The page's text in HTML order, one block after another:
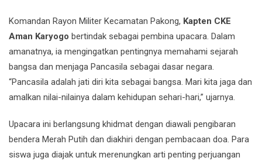
Komandan Rayon Militer Kecamatan Pakong, Kapten CKE
Aman Karyogo bertindak sebagai pembina upacara. Dalam
amanatnya, ia mengingatkan pentingnya memahami sejarah
bangsa dan menjaga Pancasila sebagai dasar negara.
“Pancasila adalah jati diri kita sebagai bangsa. Mari kita jaga dan
amalkan nilai-nilainya dalam kehidupan sehari-hari,” ujarnya.
Upacara ini berlangsung khidmat dengan diawali pengibaran
bendera Merah Putih dan diakhiri dengan pembacaan doa. Para
siswa juga diajak untuk merenungkan arti penting perjuangan